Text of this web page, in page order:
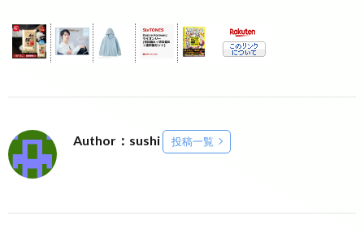
Author：sushi 投稿一覧